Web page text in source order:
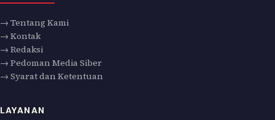
→ Tentang Kami
→ Kontak
→ Redaksi
→ Pedoman Media Siber
→ Syarat dan Ketentuan
LAYANAN